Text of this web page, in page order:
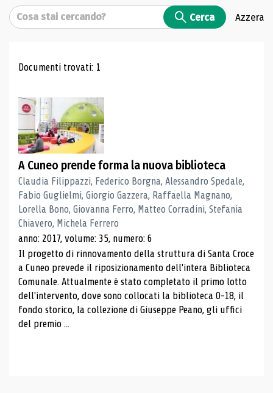
Cerca Cerca Azzera
Risultati di ricerca
Documenti trovati: 1
A Cuneo prende forma la nuova biblioteca
Claudia Filippazzi, Federico Borgna, Alessandro Spedale,
Fabio Guglielmi, Giorgio Gazzera, Raffaella Magnano,
Lorella Bono, Giovanna Ferro, Matteo Corradini, Stefania
Chiavero, Michela Ferrero
anno: 2017, volume: 35, numero: 6
Il progetto di rinnovamento della struttura di Santa Croce
a Cuneo prevede il riposizionamento dell'intera Biblioteca
Comunale. Attualmente è stato completato il primo lotto
dell'intervento, dove sono collocati la biblioteca 0-18, il
fondo storico, la collezione di Giuseppe Peano, gli uffici
del premio ...